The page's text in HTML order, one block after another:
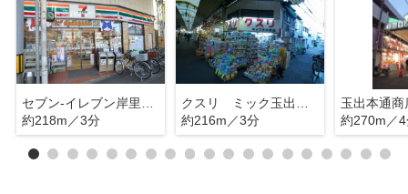
約218m／3分
約216m／3分
玉出本通商
約270m／